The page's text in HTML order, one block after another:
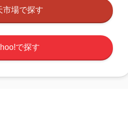
市場で探す
で探す